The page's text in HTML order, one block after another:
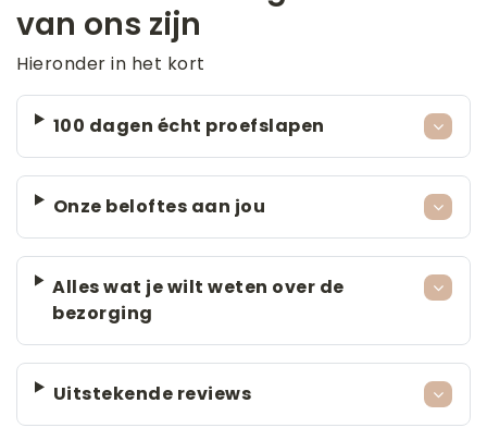
van ons zijn
Hieronder in het kort
100 dagen écht proefslapen
Onze beloftes aan jou
Alles wat je wilt weten over de
bezorging
Uitstekende reviews